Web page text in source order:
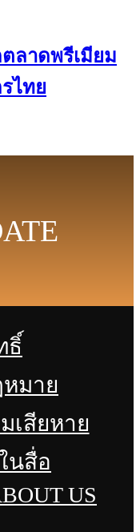
ลาดพรีเมียม
ไทย
ธิ์
มาย
เสียหาย
นสื่อ
US